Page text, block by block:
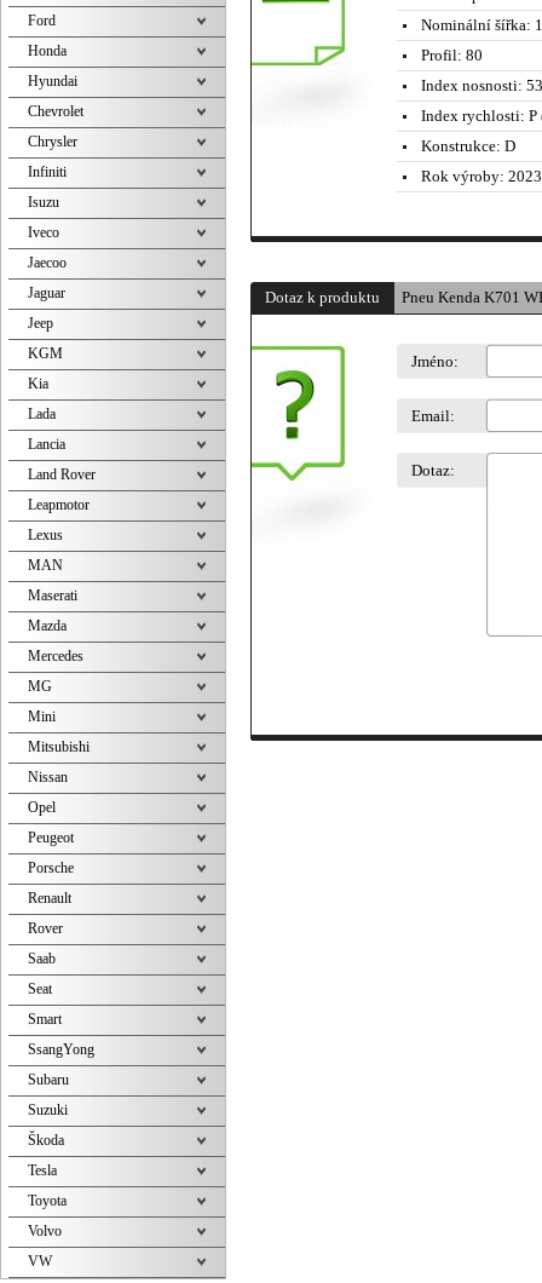
Nominální šířka:
Profil: 80
Index nosnosti: 53
Index rychlosti: P
Konstrukce: D
Rok výroby:
Dotaz k produktu Pneu Kenda K701
Jméno:
Email:
Dotaz:
Ford
Honda
Hyundai
Chevrolet
Chrysler
Infiniti
Isuzu
Iveco
Jaecoo
Jaguar
Jeep
KGM
Kia
Lada
Lancia
Land Rover
Leapmotor
Lexus
MAN
Maserati
Mazda
Mercedes
MG
Mini
Mitsubishi
Nissan
Opel
Peugeot
Porsche
Renault
Rover
Saab
Seat
Smart
SsangYong
Subaru
Suzuki
Škoda
Tesla
Toyota
Volvo
VW